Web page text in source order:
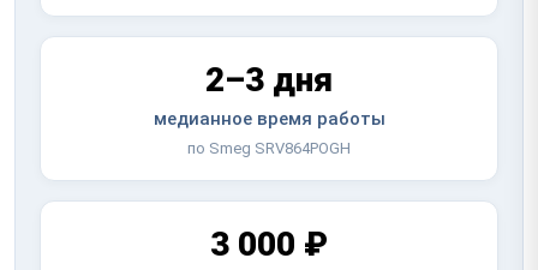
2–3 дня
медианное время работы
по Smeg SRV864POGH
3 000 ₽